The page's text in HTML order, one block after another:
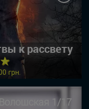
к рассвету
грн.
1/17